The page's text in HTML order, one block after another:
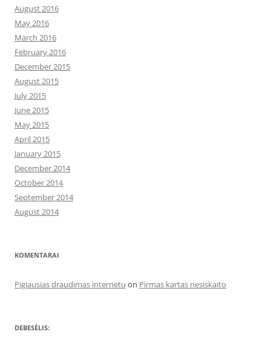
August 2016
May 2016
March 2016
February 2016
December 2015
August 2015
July 2015
June 2015
May 2015
April 2015
January 2015
December 2014
October 2014
September 2014
August 2014
KOMENTARAI
Pigiausias draudimas internetu on Pirmas kartas nesiskaito
DEBESĖLIS: